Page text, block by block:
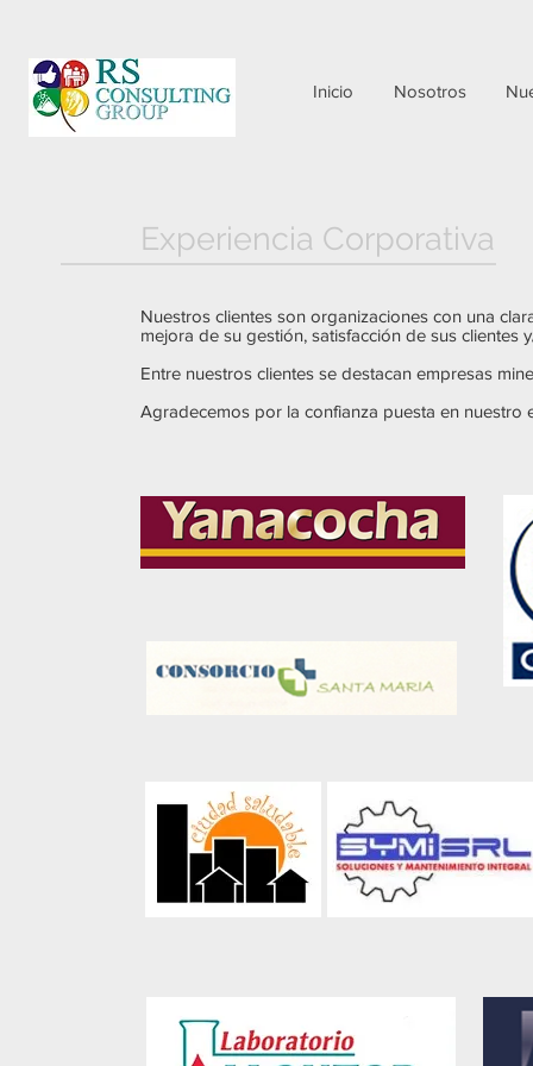
Inicio Nosotros
Experiencia Corporativa
Nuestros clientes son organizaciones con una
mejora de su gestión, satisfacción de sus
Entre nuestros clientes se destacan empresas
Agradecemos por la confianza puesta en